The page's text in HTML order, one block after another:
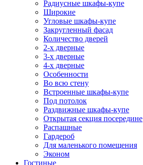
Радиусные шкафы-купе
Широкие
Угловые шкафы-купе
Закругленный фасад
Количество дверей
2-х дверные
3-х дверные
4-х дверные
Особенности
Во всю стену
Встроенные шкафы-купе
Под потолок
Раздвижные шкафы-купе
Открытая секция посередине
Распашные
Гардероб
Для маленького помещения
Эконом
Гостиные